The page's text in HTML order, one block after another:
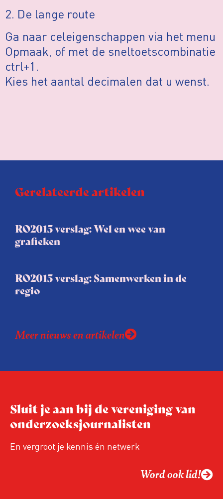
2. De lange route
Ga naar celeigenschappen via het menu
Opmaak, of met de sneltoetscombinatie
ctrl+1.
Kies het aantal decimalen dat u wenst.
Gerelateerde artikelen
RO2015 verslag: Wel en wee van
grafieken
RO2015 verslag: Samenwerken in de
regio
Meer nieuws en artikelen
Sluit je aan bij de vereniging van
onderzoeksjournalisten
En vergroot je kennis én netwerk
Word ook lid!